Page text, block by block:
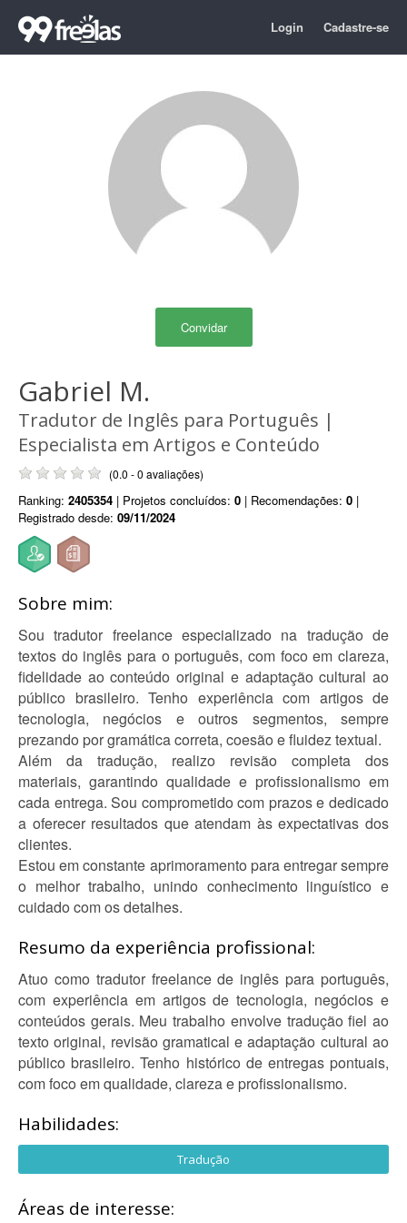
Login Cadastre-se
Convidar
Gabriel M.
Tradutor de Inglês para Português |
Especialista em Artigos e Conteúdo
(0.0 - 0 avaliações)
Ranking: 2405354 | Projetos concluídos: 0 | Recomendações: 0 |
Registrado desde: 09/11/2024
Sobre mim:
Sou tradutor freelance especializado na tradução de
textos do inglês para o português, com foco em clareza,
fidelidade ao conteúdo original e adaptação cultural ao
público brasileiro. Tenho experiência com artigos de
tecnologia, negócios e outros segmentos, sempre
prezando por gramática correta, coesão e fluidez textual.
Além da tradução, realizo revisão completa dos
materiais, garantindo qualidade e profissionalismo em
cada entrega. Sou comprometido com prazos e dedicado
a oferecer resultados que atendam às expectativas dos
clientes.
Estou em constante aprimoramento para entregar sempre
o melhor trabalho, unindo conhecimento linguístico e
cuidado com os detalhes.
Resumo da experiência profissional:
Atuo como tradutor freelance de inglês para português,
com experiência em artigos de tecnologia, negócios e
conteúdos gerais. Meu trabalho envolve tradução fiel ao
texto original, revisão gramatical e adaptação cultural ao
público brasileiro. Tenho histórico de entregas pontuais,
com foco em qualidade, clareza e profissionalismo.
Habilidades:
Tradução
Áreas de interesse: